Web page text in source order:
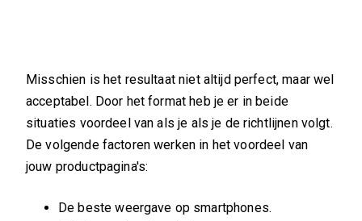
Misschien is het resultaat niet altijd perfect, maar wel
acceptabel. Door het format heb je er in beide
situaties voordeel van als je als je de richtlijnen volgt.
De volgende factoren werken in het voordeel van
jouw productpagina's:
De beste weergave op smartphones.